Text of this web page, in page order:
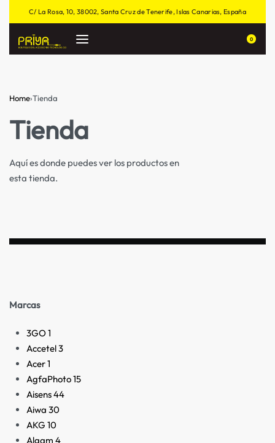
C/ La Rosa, 10, 38002, Santa Cruz de Tenerife, Islas Canarias, España
0
Home›Tienda
Tienda
Aquí es donde puedes ver los productos en
esta tienda.
Marcas
3GO1
Accetel3
Acer1
AgfaPhoto15
Aisens44
Aiwa 30
AKG 10
Algam 4